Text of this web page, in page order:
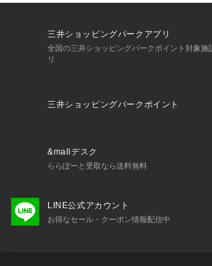
三井ショッピングパークアプリ
全国の三井ショッピングパークポイント対象施
リ
三井ショッピングパークポイント
&mallデスク
ららぽーと受取なら送料無料
LINE公式アカウント
お得なセール・クーポン情報配信中